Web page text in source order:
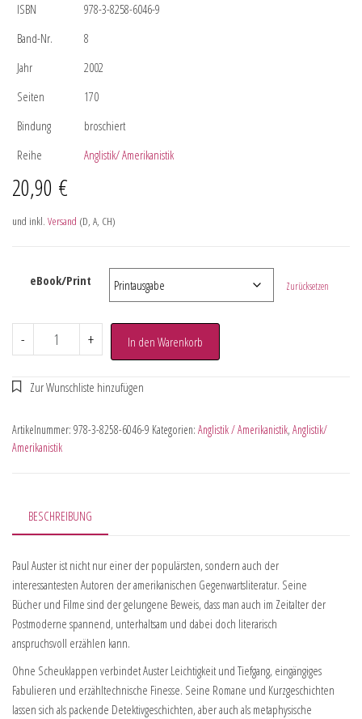
ISBN
978-3-8258-6046-9
Band-Nr.
8
Jahr
2002
Seiten
170
Bindung
broschiert
Reihe
Anglistik/ Amerikanistik
20,90 €
und inkl. Versand (D, A, CH)
eBook/Print Zurücksetzen
- + In den Warenkorb
Artikelnummer: 978-3-8258-6046-9 Kategorien: Anglistik / Amerikanistik, Anglistik/
Amerikanistik
BESCHREIBUNG
Paul Auster ist nicht nur einer der populärsten, sondern auch der
interessantesten Autoren der amerikanischen Gegenwartsliteratur. Seine
Bücher und Filme sind der gelungene Beweis, dass man auch im Zeitalter der
Postmoderne spannend, unterhaltsam und dabei doch literarisch
anspruchsvoll erzählen kann.
Ohne Scheuklappen verbindet Auster Leichtigkeit und Tiefgang, eingängiges
Fabulieren und erzähltechnische Finesse. Seine Romane und Kurzgeschichten
lassen sich als packende Detektivgeschichten, aber auch als metaphysische